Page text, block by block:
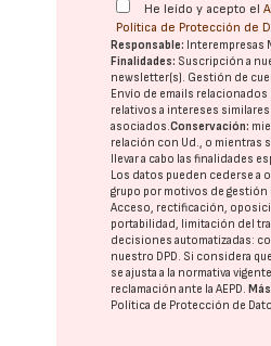
He leído y acepto el
Política de Protección de
Responsable: Interempresas
Finalidades: Suscripción a
newsletter(s). Gestión de
Envío de emails relacionados
relativos a intereses similares
asociados.Conservación:
relación con Ud., o mientras
llevar a cabo las finalidades
Los datos pueden cederse a
grupo por motivos de gestión
Acceso, rectificación,
portabilidad, limitación del
decisiones automatizadas:
nuestro DPD. Si considera
se ajusta a la normativa
reclamación ante laAEPD.
Política de Protección de